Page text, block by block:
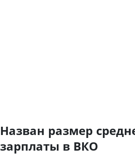
Назван размер
зарплаты в ВКО